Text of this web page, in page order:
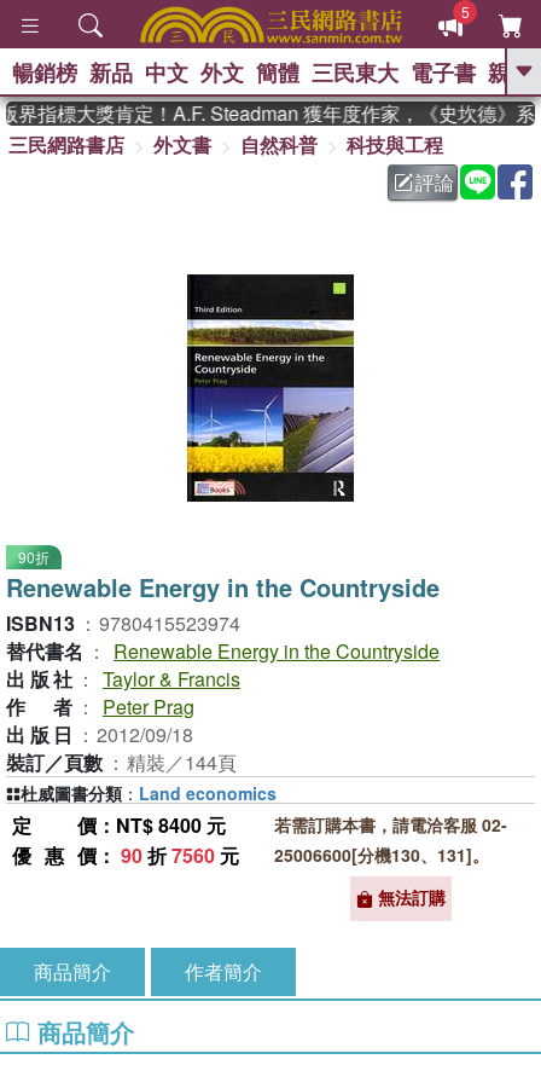
5
GO
熱搜： 東野圭吾 、 高希均教授回憶錄
父親節 、 花開錦
方念華 、 台灣的
群喵 、 臺灣漫遊錄
暢銷榜 新品 中文 外文 簡體 三民東大 電子書 親子
指標大獎肯定！A.F. Steadman 獲年度作家，《史坎德》系
三民網路書店
外文書 自然科普
科技與工程
評論
90折
Renewable Energy in the Countryside
ISBN13 ： 9780415523974
替代書名 ：
Renewable Energy in the Countryside
出版社 ： Taylor & Francis
作者 ：
Peter Prag
出版日 ： 2012/09/18
裝訂／頁數 ： 精裝／144頁
定價 ：NT$ 8400 元
優惠價 ： 90折7560 元
若需訂購本書，請電洽客服 02-
25006600[分機130、131]。
無法訂購
杜威圖書分類 ： Land economics
商品簡介 作者簡介
商品簡介